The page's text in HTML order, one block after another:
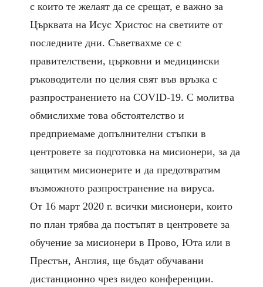
с които те желаят да се срещат, е важно за
Църквата на Исус Христос на светиите от
последните дни. Съветвахме се с
правителствени, църковни и медицински
ръководители по целия свят във връзка с
разпространението на COVID-19. С молитва
обмислихме това обстоятелство и
предприемаме допълнителни стъпки в
центровете за подготовка на мисионери, за да
защитим мисионерите и да предотвратим
възможното разпространение на вируса.
От 16 март 2020 г. всички мисионери, които
по план трябва да постъпят в центровете за
обучение за мисионери в Прово, Юта или в
Престън, Англия, ще бъдат обучавани
дистанционно чрез видео конференции.